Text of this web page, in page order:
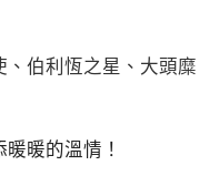
伯利恆之星、大頭糜
暖的溫情！